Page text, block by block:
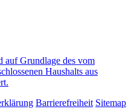
Grundlage des vom
Haushalts aus
Barrierefreiheit Sitemap